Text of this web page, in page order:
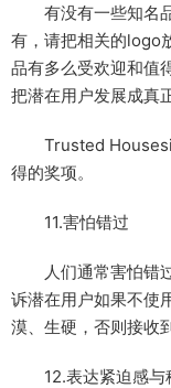
有没有一些知名品
有，请把相关的logo
品有多么受欢迎和值
把潜在用户发展成真
Trusted
得的奖项。
11.害怕错过
人们通常害怕错过
诉潜在用户如果不使
漠、生硬，否则接收
12.表达紧迫感与